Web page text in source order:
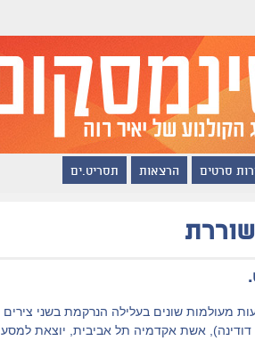
סרטים הרצאות תסריט.ים
מעולמות שונים בעלילה הנרקמת בשני צירים
דודינה), אשת אקדמיה תל אביבית, יוצאת למסע